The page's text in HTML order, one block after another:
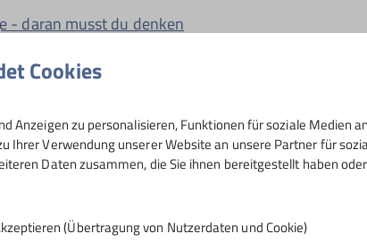
- daran musst du denken
Cookies
Anzeigen zu personalisieren, Funktionen für soziale Medien
Ihrer Verwendung unserer Website an unsere Partner für
Daten zusammen, die Sie ihnen bereitgestellt haben
(Übertragung von Nutzerdaten und Cookie)